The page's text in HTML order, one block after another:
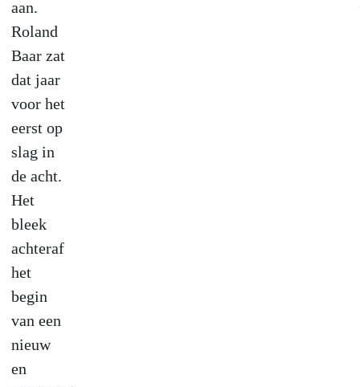
aan.
Roland
Baar zat
dat jaar
voor het
eerst op
slag in
de acht.
Het
bleek
achteraf
het
begin
van een
nieuw
en